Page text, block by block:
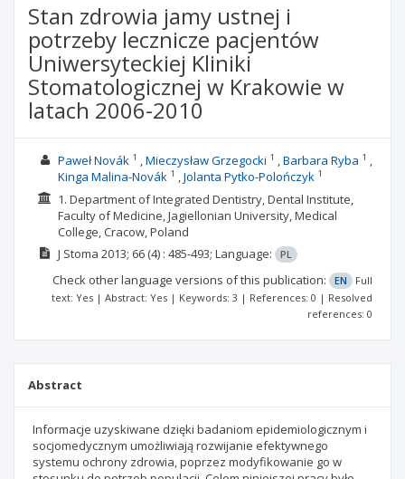
Stan zdrowia jamy ustnej i
potrzeby lecznicze pacjentów
Uniwersyteckiej Kliniki
Stomatologicznej w Krakowie w
latach 2006-2010
Paweł Novák 1 Mieczysław Grzegocki 1 Barbara Ryba 1
Kinga Malina-Novák 1 Jolanta Pytko-Polończyk 1
1. Department of Integrated Dentistry, Dental Institute,
Faculty of Medicine, Jagiellonian University, Medical
College, Cracow, Poland
J Stoma 2013; 66(4) : 485-493; Language: PL
Check other language versions of this publication: EN
Full
text: Yes | Abstract: Yes | Keywords: 3 | References: 0 | Resolved
references: 0
Abstract
Informacje uzyskiwane dzięki badaniom epidemiologicznym i
socjomedycznym umożliwiają rozwijanie efektywnego
systemu ochrony zdrowia, poprzez modyfikowanie go w